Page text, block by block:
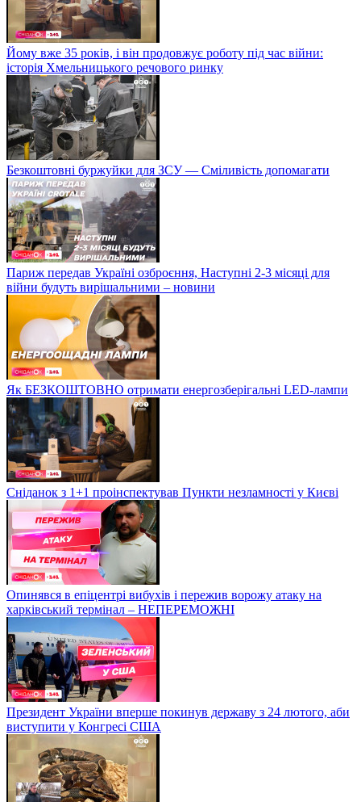
Йому вже 35 років, і він продовжує роботу під час війни:
історія Хмельницького речового ринку
Безкоштовні буржуйки для ЗСУ — Сміливість допомагати
Париж передав Україні озброєння, Наступні 2-3 місяці для
війни будуть вирішальними – новини
Як БЕЗКОШТОВНО отримати енергозберігальні LED-лампи
Сніданок з 1+1 проінспектував Пункти незламності у Києві
Опинявся в епіцентрі вибухів і пережив ворожу атаку на
харківський термінал – НЕПЕРЕМОЖНІ
Президент України вперше покинув державу з 24 лютого, аби
виступити у Конгресі США